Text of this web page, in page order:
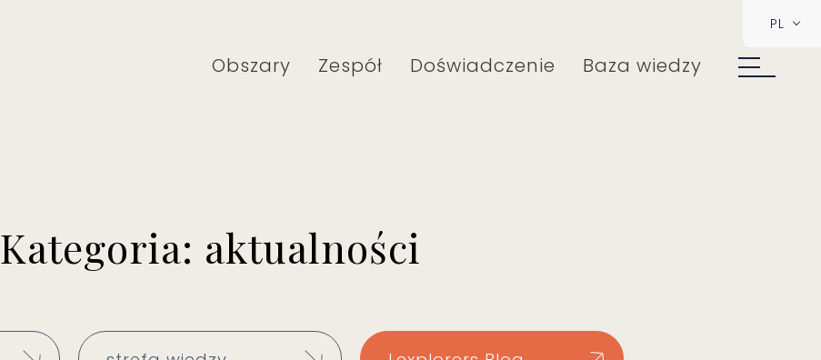
Obszary Zespół Doświadczenie Baza wiedzy
PL
Kategoria: aktualności